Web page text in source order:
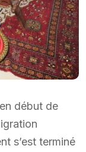
début de
s’est terminé